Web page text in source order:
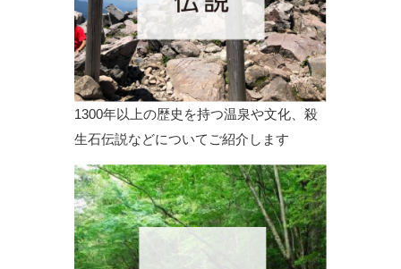
1300年以上の歴史を持つ温泉や文化、殺
生石伝説などについてご紹介します